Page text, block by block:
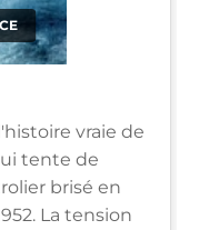
vraie de
tente de
brisé en
La tension